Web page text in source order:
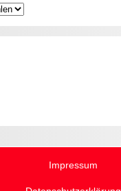
Impressum